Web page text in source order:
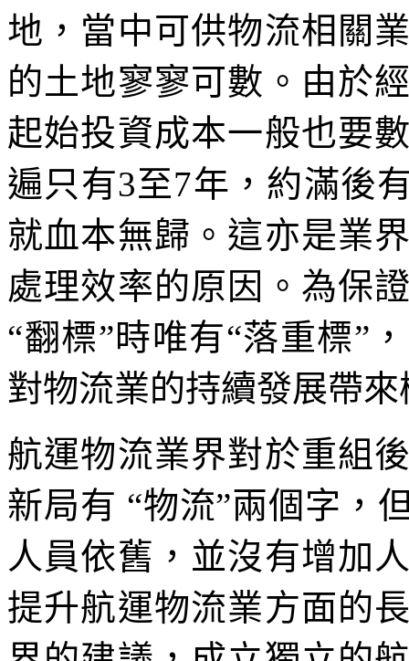
地，當中可供物流相關
的土地寥寥可數。由於
起始投資成本一般也要
遍只有3至7年，約滿後
就血本無歸。這亦是業
處理效率的原因。為保
“翻標”時唯有“落重標”
對物流業的持續發展帶
航運物流業界對於重組
新局有 “物流”兩個字，
人員依舊，並沒有增加
提升航運物流業方面的